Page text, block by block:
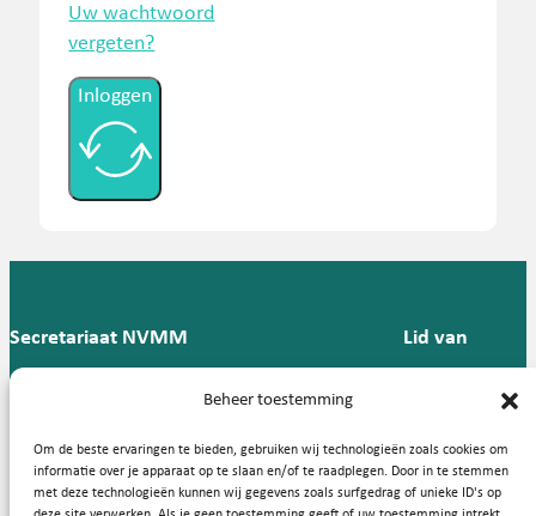
Beheer toestemming
Om de beste ervaringen te bieden, gebruiken wij technologieën zoals cookies om
informatie over je apparaat op te slaan en/of te raadplegen. Door in te stemmen
met deze technologieën kunnen wij gegevens zoals surfgedrag of unieke ID's op
Uw wachtwoord
vergeten?
Inloggen
Secretariaat NVMM
Groningen
T: 088 -
57
Lid van